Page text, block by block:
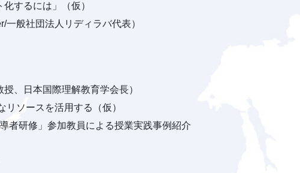
するには」（仮）
般社団法人リディラバ代表）
、日本国際理解教育学会長）
ソースを活用する（仮）
者研修」参加教員による授業実践事例紹介